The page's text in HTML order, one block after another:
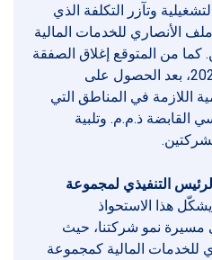
وتآزر التكلفة الذي
الأنصاري للخدمات المالية
كما من المتوقع إغلاق الصفقة
بحلول الربع الأول من عام2025، بعد الحصول على
اللازمة في المناطق التي
ذ.م.م. وتلبية
التنفيذي لمجموعة
هذا الاستحواذ
مسيرة نمو شركتنا، حيث
للخدمات المالية كمجموعة